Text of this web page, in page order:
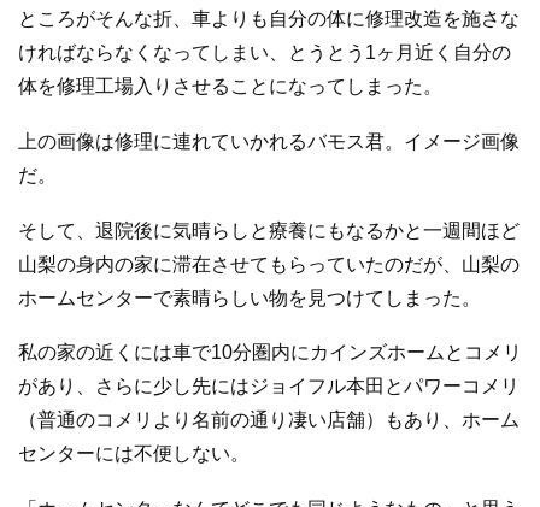
ところがそんな折、車よりも自分の体に修理改造を施さな
ければならなくなってしまい、とうとう1ヶ月近く自分の
体を修理工場入りさせることになってしまった。
上の画像は修理に連れていかれるバモス君。イメージ画像
だ。
そして、退院後に気晴らしと療養にもなるかと一週間ほど
山梨の身内の家に滞在させてもらっていたのだが、山梨の
ホームセンターで素晴らしい物を見つけてしまった。
私の家の近くには車で10分圏内にカインズホームとコメリ
があり、さらに少し先にはジョイフル本田とパワーコメリ
（普通のコメリより名前の通り凄い店舗）もあり、ホーム
センターには不便しない。